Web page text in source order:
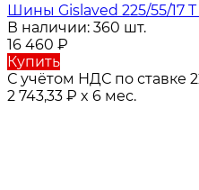
Шины Gislaved 225/55/17
В наличии: 360 шт.
16 460 ₽
Купить
С учётом НДС по ставке
2 743,33 ₽ x 6 мес.